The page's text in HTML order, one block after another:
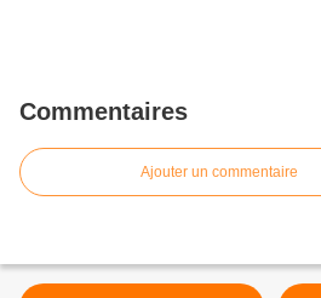
Commentaires
Ajouter un commentaire